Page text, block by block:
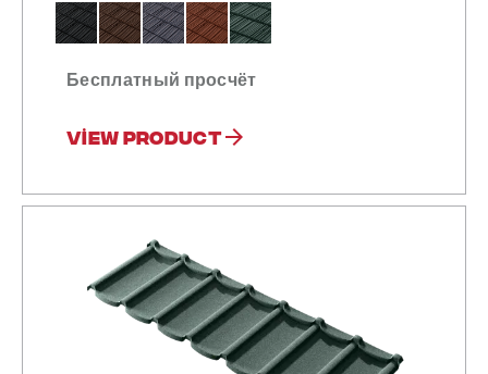
Бесплатный просчёт
View product